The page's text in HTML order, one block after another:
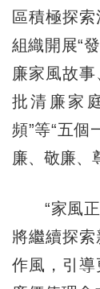
區積極探
組織開展“
廉家風故
批清廉家
頻”等“五個
廉、敬廉、
“家風正
將繼續探
作風，引